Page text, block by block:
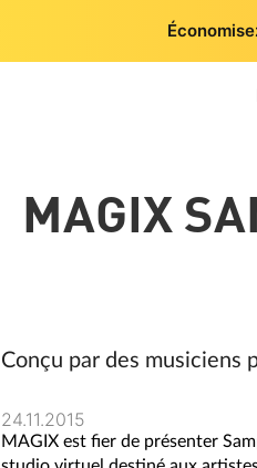
MAGIX
Conçu par des musiciens
24.11.2015
MAGIX est fier de présenter